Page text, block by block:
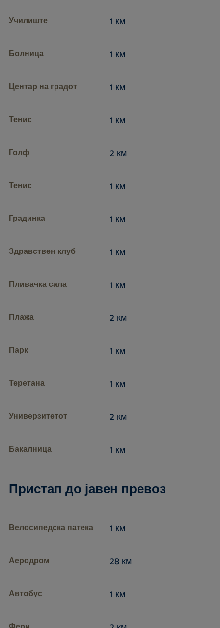
Училиште 1 км
Болница 1 км
Центар на градот 1 км
Тенис 1 км
Голф 2 км
Тенис 1 км
Градинка 1 км
Здравствен клуб 1 км
Пливачка сала 1 км
Плажа 2 км
Парк 1 км
Теретана 1 км
Универзитетот 2 км
Бакалница 1 км
Пристап до јавен превоз
Велосипедска патека 1 км
Аеродром 28 км
Автобус 1 км